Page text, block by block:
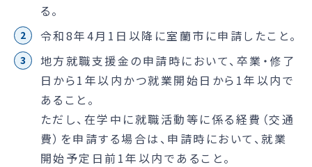
る。
令和8年4月1日以降に室蘭市に申請したこと。
地方就職支援金の申請時において、卒業・修了
日から1年以内かつ就業開始日から1年以内で
あること。
ただし、在学中に就職活動等に係る経費（交通
費）を申請する場合は、申請時において、就業
開始予定日前1年以内であること。